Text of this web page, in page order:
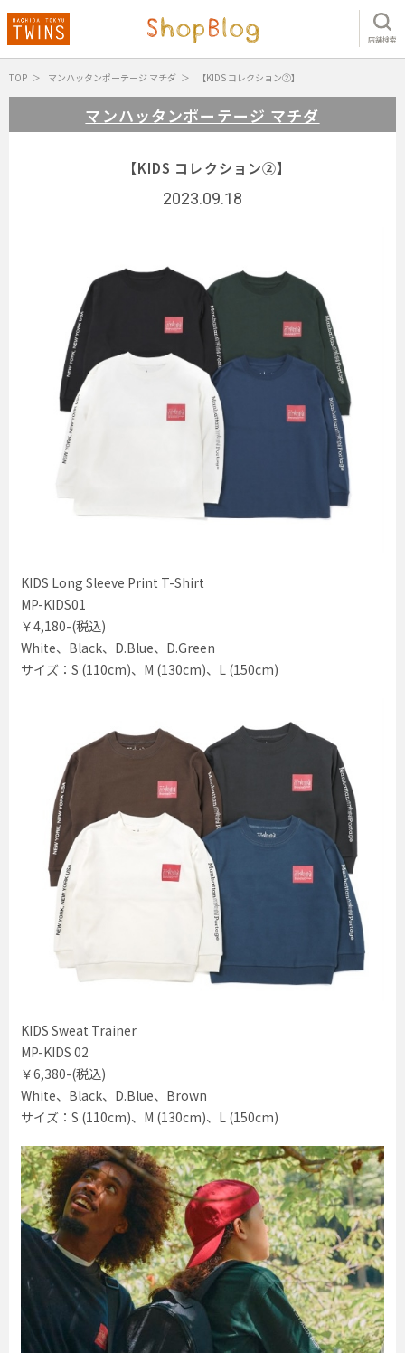
店舗検索
TOP マンハッタンポーテージ マチダ 【KIDS コレクション②】
マンハッタンポーテージ マチダ
【KIDS コレクション②】
2023.09.18
KIDS Long Sleeve Print T-Shirt
MP-KIDS01
￥4,180-(税込)
White、Black、D.Blue、D.Green
サイズ：S (110cm)、M (130cm)、L (150cm)
KIDS Sweat Trainer
MP-KIDS 02
￥6,380-(税込)
White、Black、D.Blue、Brown
サイズ：S (110cm)、M (130cm)、L (150cm)